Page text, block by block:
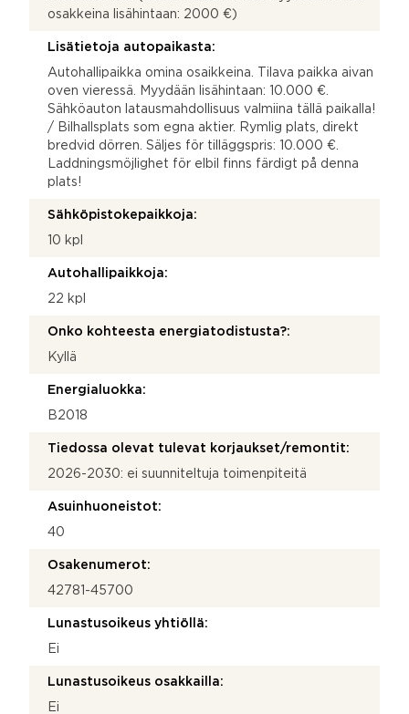
osakkeina lisähintaan: 2000 €)
Lisätietoja autopaikasta:
Autohallipaikka omina osaikkeina. Tilava paikka aivan
oven vieressä. Myydään lisähintaan: 10.000 €.
Sähköauton latausmahdollisuus valmiina tällä paikalla!
/ Bilhallsplats som egna aktier. Rymlig plats, direkt
bredvid dörren. Säljes för tilläggspris: 10.000 €.
Laddningsmöjlighet för elbil finns färdigt på denna
plats!
Sähköpistokepaikkoja:
10 kpl
Autohallipaikkoja:
22 kpl
Onko kohteesta energiatodistusta?:
Kyllä
Energialuokka:
B2018
Tiedossa olevat tulevat korjaukset/remontit:
2026-2030: ei suunniteltuja toimenpiteitä
Asuinhuoneistot:
40
Osakenumerot:
42781-45700
Lunastusoikeus yhtiöllä:
Ei
Lunastusoikeus osakkailla:
Ei